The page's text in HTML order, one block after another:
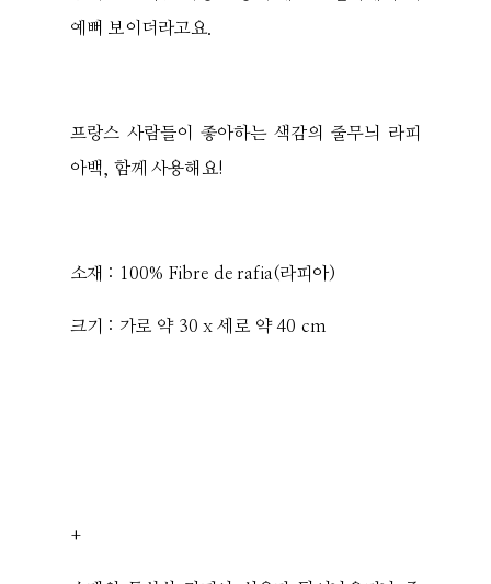
예뻐 보이더라고요.
프랑스 사람들이 좋아하는 색감의 줄무늬 라피
아백, 함께 사용해요!
소재 : 100% Fibre de rafia(라피아)
크기 : 가로 약 30 x 세로 약 40 cm
+